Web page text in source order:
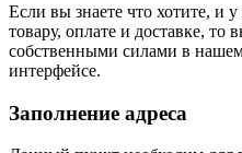
Если вы знаете что хотите, и
товару, оплате и доставке, то
собственными силами в
интерфейсе.
Заполнение адреса